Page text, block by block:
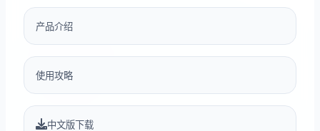
产品介绍
使用攻略
中文版下载